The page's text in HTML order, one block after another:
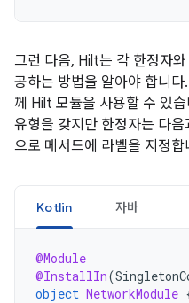
그런 다음, Hilt는 각 한정자
공하는 방법을 알아야 합니다
께 Hilt 모듈을 사용할 수 있
유형을 갖지만 한정자는 다
으로 메서드에 라벨을 지정합
Kotlin 자바
@Module
@InstallIn(
object NetworkModule